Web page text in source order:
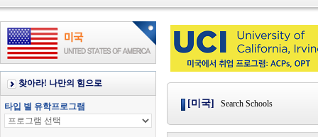
[미국] Search Schools